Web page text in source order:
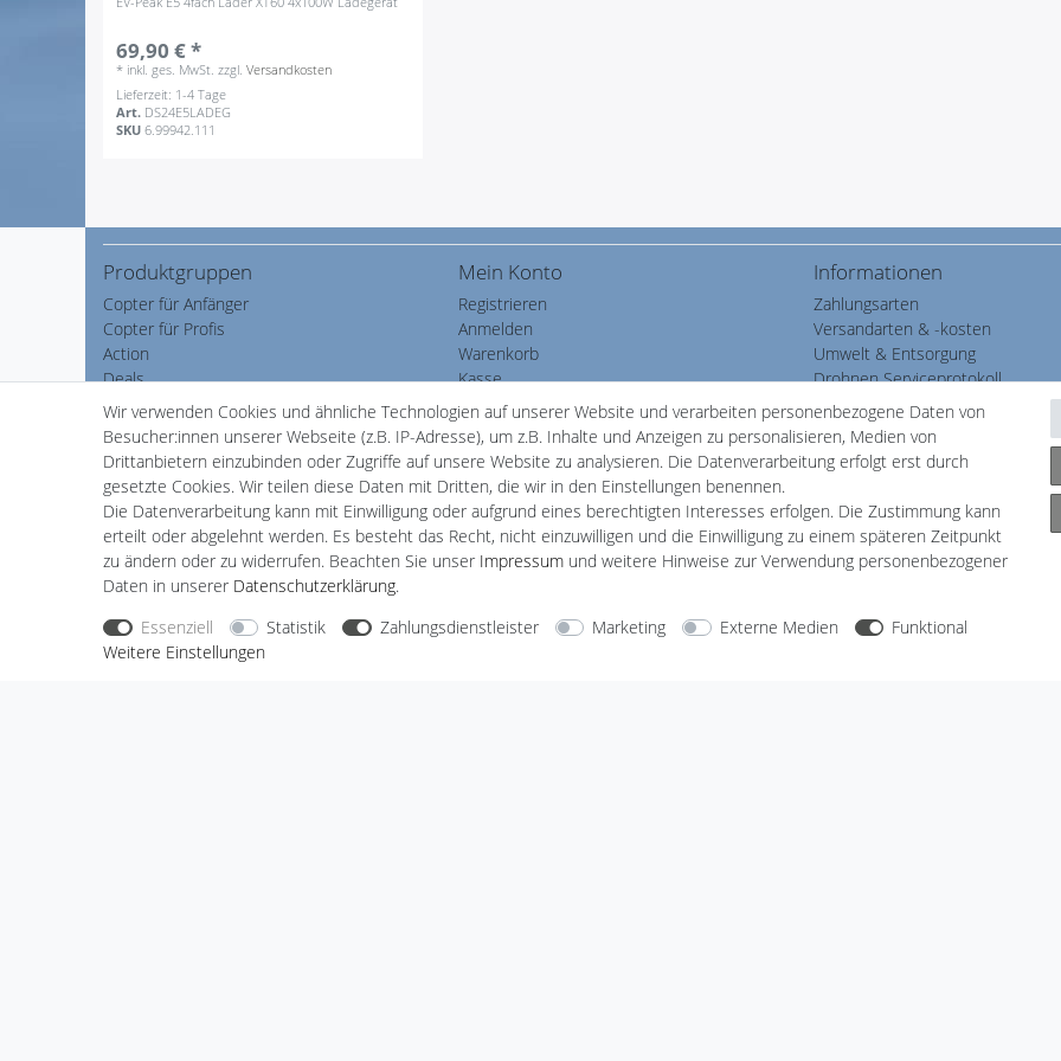
69,90 € *
* inkl. ges. MwSt. zzgl.Versandkosten
Lieferzeit: 1-4 Tage
Art. DS24E5LADEG
SKU6.99942.111
Produktgruppen
Copter für Anfänger
Copter für Profis
Action
Deals
Wärmebildtechnik
Zubehör
Ersatzteile
Schulung Akademie
Mein Konto
Registrieren
Anmelden
Warenkorb
Kasse
Wunschliste
Informationen
Zahlungsarten
Versandarten & -kosten
Umwelt & Entsorgung
Drohnen Serviceprotokoll
Nehmen SieKontaktmit uns auf Zahlungsarten Versandarten
Wir verwenden Cookies und ähnliche Technologien auf unserer Website und verarbeiten personenbezogene Daten von
Besucher:innen unserer Webseite (z.B. IP-Adresse), um z.B. Inhalte und Anzeigen zu personalisieren, Medien von
Drittanbietern einzubinden oder Zugriffe auf unsere Website zu analysieren. Die Datenverarbeitung erfolgt erst durch
gesetzte Cookies. Wir teilen diese Daten mit Dritten, die wir in den Einstellungen benennen.
Die Datenverarbeitung kann mit Einwilligung oder aufgrund eines berechtigten Interesses erfolgen. Die Zustimmung kann
erteilt oder abgelehnt werden. Es besteht das Recht, nicht einzuwilligen und die Einwilligung zu einem späteren Zeitpunkt
zu ändern oder zu widerrufen. Beachten Sie unser Impressum und weitere Hinweise zur Verwendung personenbezogener
Daten in unserer Daten­schutz­erklärung.
Essenziell
Statistik Zahlungsdienstleister Marketing Externe Medien
Funktional
Weitere Einstellungen